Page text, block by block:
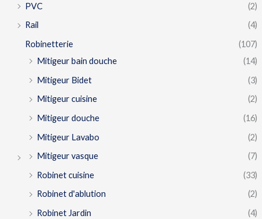
PVC
(2)
Rail
(4)
Robinetterie
(107)
Mitigeur bain douche
(14)
Mitigeur Bidet
(3)
Mitigeur cuisine
(2)
Mitigeur douche
(16)
Mitigeur Lavabo
(2)
Mitigeur vasque
(7)
Robinet cuisine
(33)
Robinet d'ablution
(2)
Robinet Jardin
(4)